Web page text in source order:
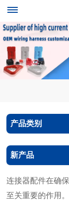
产品类别
新产品
连接器配件在确
至关重要的作用